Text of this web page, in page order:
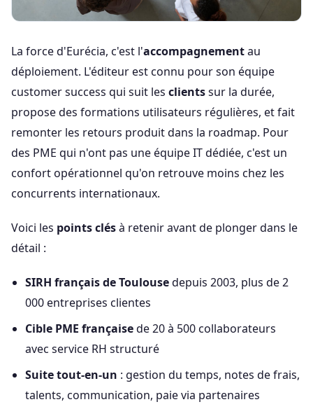
La force d'Eurécia, c'est l'accompagnementau
déploiement. L'éditeur est connu pour son équipe
customer success qui suit les clientssur la durée,
propose des formations utilisateurs régulières, et fait
remonter les retours produit dans la roadmap. Pour
des PME qui n'ont pas une équipe IT dédiée, c'est un
confort opérationnel qu'on retrouve moins chez les
concurrents internationaux.
Voici les points clésà retenir avant de plonger dans le
détail :
SIRH français de Toulousedepuis 2003, plus de 2
000 entreprises clientes
Cible PME françaisede 20 à 500 collaborateurs
avec service RH structuré
Suite tout-en-un : gestion du temps, notes de frais,
talents, communication, paie via partenaires